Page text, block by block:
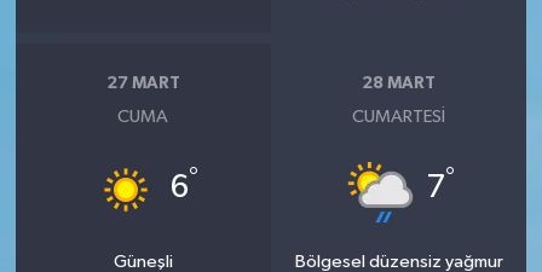
27 MART
CUMA
6°
Güneşli
28 MART
CUMARTESI
7°
Bölgesel düzensiz yağmur